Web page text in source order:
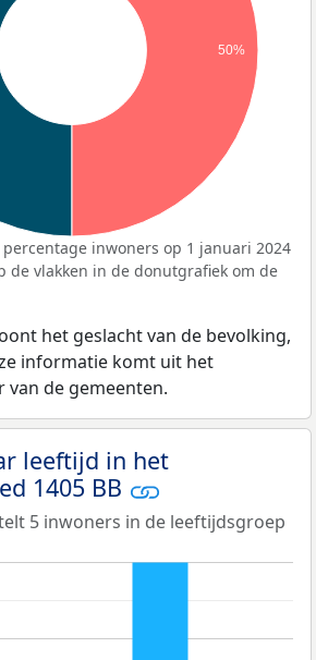
50%
inwoners op 1 januari 2024
de vlakken in de donutgrafiek om de
het geslacht van de bevolking,
informatie komt uit het
de gemeenten.
leeftijd in het
1405 BB
5 inwoners in de leeftijdsgroep